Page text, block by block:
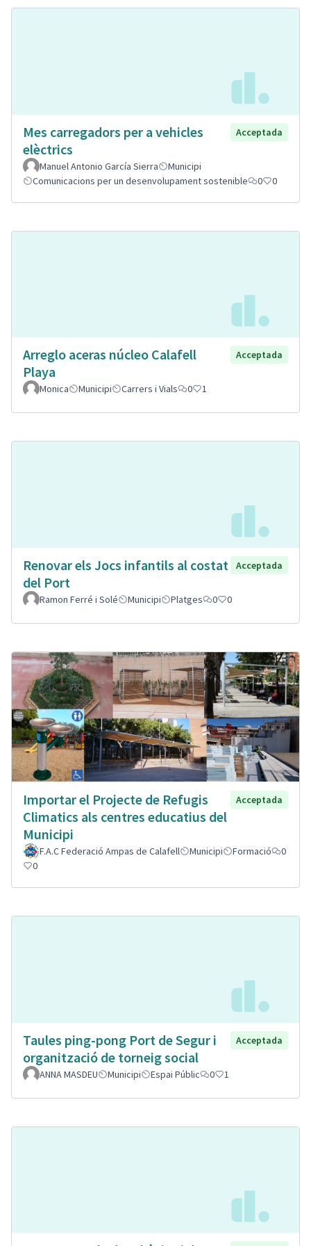
Mes carregadors per a vehicles
elèctrics
Acceptada
Manuel Antonio García Sierra
Municipi
Comunicacions per un desenvolupament sostenible
0 0
Arreglo aceras núcleo Calafell
Playa
Acceptada
Monica Municipi Carrers i Vials 0 1
Renovar els Jocs infantils al costat
del Port
Acceptada
Ramon Ferré i Solé Municipi Platges 0 0
Importar el Projecte de Refugis
Climatics als centres educatius del
Municipi
Acceptada
F.A.C Federació Ampas de Calafell Municipi Formació
0
0
Taules ping-pong Port de Segur i
organització de torneig social
Acceptada
ANNA MASDEU Municipi Espai Públic 0 1